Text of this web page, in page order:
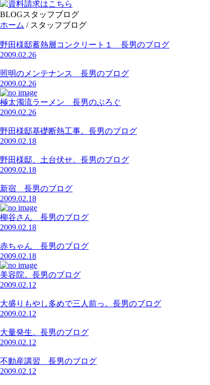
BLOGスタッフブログ
ホーム / スタッフブログ
野田様邸蓄熱層コンクリート１ 長男のブログ
2009.02.26
照明のメンテナンス 長男のブログ
2009.02.26
極太濁流ラーメン 長男のぶろぐ
2009.02.26
野田様邸基礎断熱工事。長男のブログ
2009.02.18
野田様邸、土台伏せ。長男のブログ
2009.02.18
新宿 長男のブログ
2009.02.18
柳谷さん 長男のブログ
2009.02.18
赤ちゃん 長男のブログ
2009.02.18
美容院。長男のブログ
2009.02.12
大盛りもやし多めで三人前っ。長男のブログ
2009.02.12
大量発生。長男のブログ
2009.02.12
不動産講習 長男のブログ
2009.02.12